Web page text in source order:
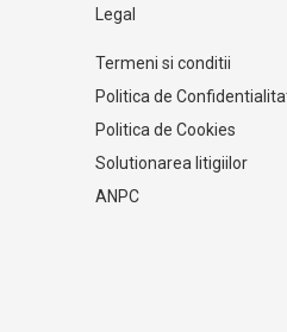
Legal
Termeni si conditii
Politica de
Politica de Cookies
Solutionarea litigiilor
ANPC